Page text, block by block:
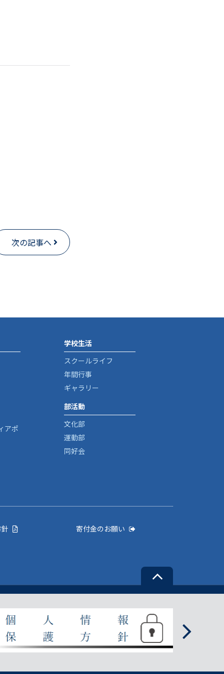
次の記事へ
アポ
学校生活
スクールライフ
年間行事
ギャラリー
部活動
文化部
運動部
同好会
寄付金のお願い